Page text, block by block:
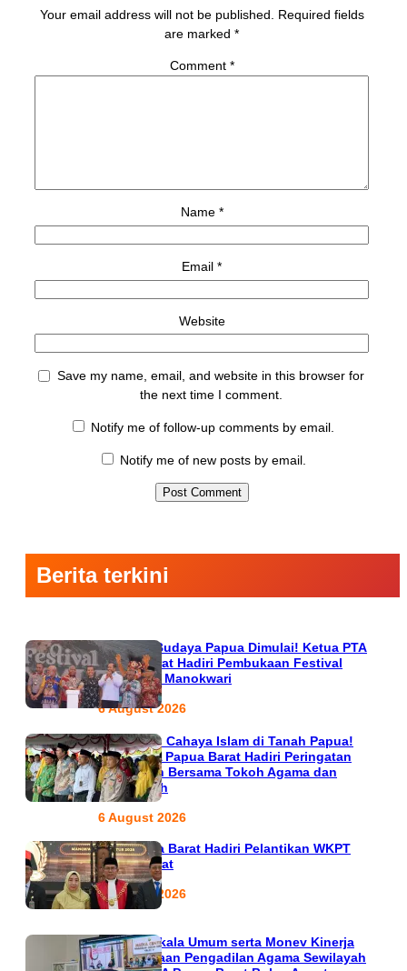
Your email address will not be published.
Required fields
are marked *
Comment *
Name *
Email *
Website
Save my name, email, and website in this browser for
the next time I comment.
Notify me of follow-up comments by email.
Notify me of new posts by email.
Berita terkini
Semarak Budaya Papua Dimulai! Ketua PTA
Papua Barat Hadiri Pembukaan Festival
Raimuti di Manokwari
6 August 2026
666 Tahun Cahaya Islam di Tanah Papua!
Ketua PTA Papua Barat Hadiri Peringatan
Bersejarah Bersama Tokoh Agama dan
Pemerintah
6 August 2026
PTA Papua Barat Hadiri Pelantikan WKPT
Papua Barat
6 August 2026
Rapat Berkala Umum serta Monev Kinerja
Kepaniteraan Pengadilan Agama Sewilayah